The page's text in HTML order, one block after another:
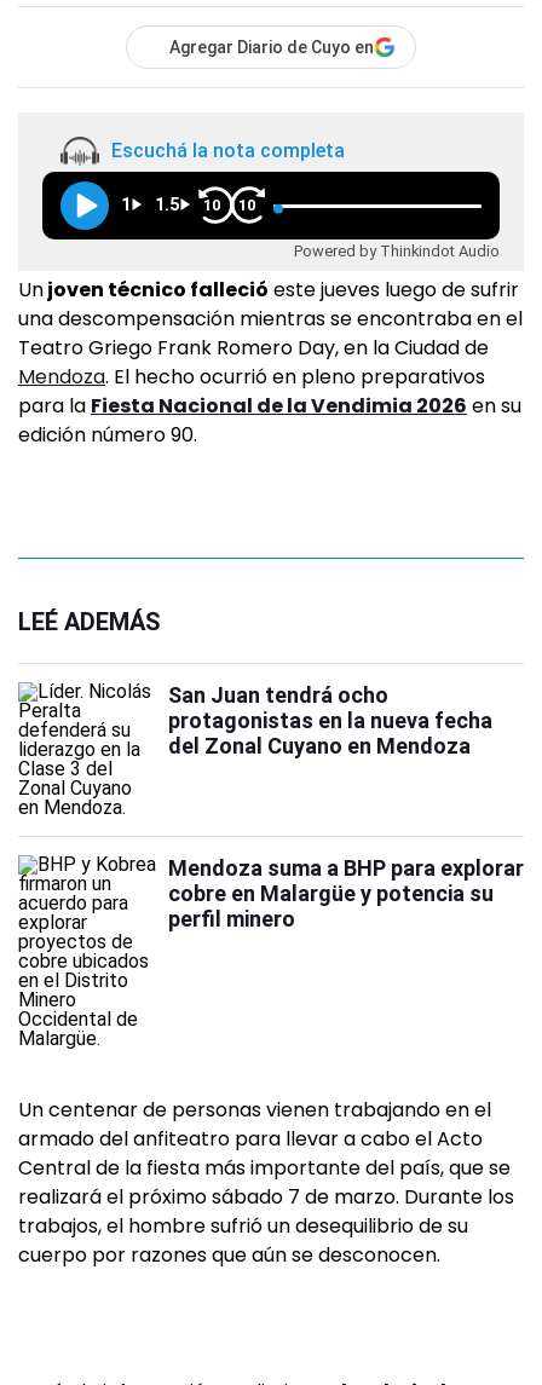
Agregar Diario de Cuyo en
Escuchá la nota completa
1 1.5 10 10
Powered by Thinkindot Audio
Unjoven técnico falleció este jueves luego de sufrir
una descompensación mientras se encontraba en el
Teatro Griego Frank Romero Day, en la Ciudad de
Mendoza. El hecho ocurrió en pleno preparativos
para la Fiesta Nacional de la Vendimia 2026 en su
edición número 90.
LEÉ ADEMÁS
San Juan tendrá ocho
protagonistas en la nueva fecha
del Zonal Cuyano en Mendoza
Mendoza suma a BHP para explorar
cobre en Malargüe y potencia su
perfil minero
Un centenar de personas vienen trabajando en el
armado del anfiteatro para llevar a cabo el Acto
Central de la fiesta más importante del país, que se
realizará el próximo sábado 7 de marzo. Durante los
trabajos, el hombre sufrió un desequilibrio de su
cuerpo por razones que aún se desconocen.